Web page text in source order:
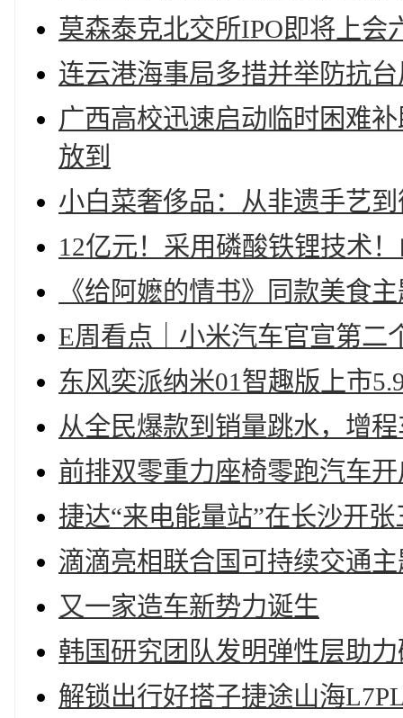
莫森泰克北交所IPO即将上会
连云港海事局多措并举防抗台
广西高校迅速启动临时困难
放到
小白菜奢侈品：从非遗手艺
12亿元！采用磷酸铁锂技术
《给阿嬷的情书》同款美食
E周看点｜小米汽车官宣第二
东风奕派纳米01智趣版上市
从全民爆款到销量跳水，增
前排双零重力座椅零跑汽车
捷达“来电能量站”在长沙开
滴滴亮相联合国可持续交通
又一家造车新势力诞生
韩国研究团队发明弹性层助
解锁出行好搭子捷途山海